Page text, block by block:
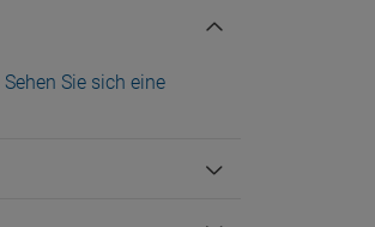
Sehen Sie sich eine